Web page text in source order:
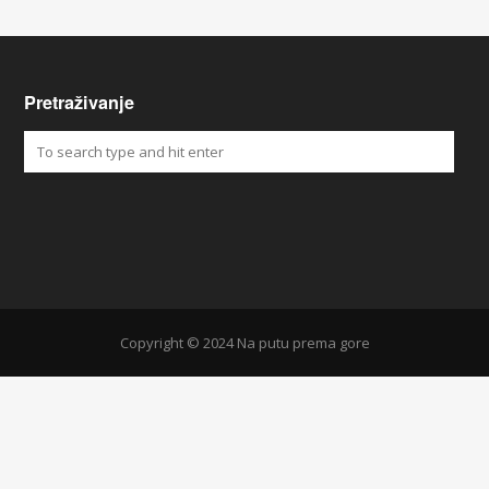
Pretraživanje
Copyright © 2024 Na putu prema gore